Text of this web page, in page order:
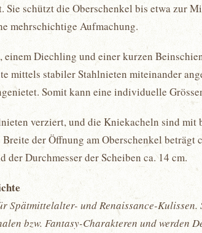
schützt die Oberschenkel bis etwa zur
mehrschichtige Aufmachung.
Diechling und einer kurzen
mittels stabiler Stahlnieten miteinander
Somit kann eine individuelle
verziert, und die Kniekacheln sind
der Öffnung am Oberschenkel
der Durchmesser der Scheiben ca. 14 cm.
Spätmittelalter- und Renaissance-
bzw. Fantasy-Charakteren und werden